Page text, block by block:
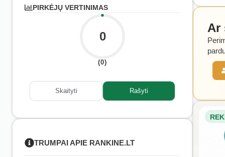
PIRKĖJŲ VERTINIMAS
0
(0)
Skaityti Rašyti
TRUMPAI APIE RANKINE.LT
Ar